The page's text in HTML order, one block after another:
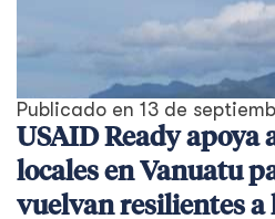
Publicado en 13 de
USAID Ready apoya
locales en Vanuatu
vuelvan resilientes a